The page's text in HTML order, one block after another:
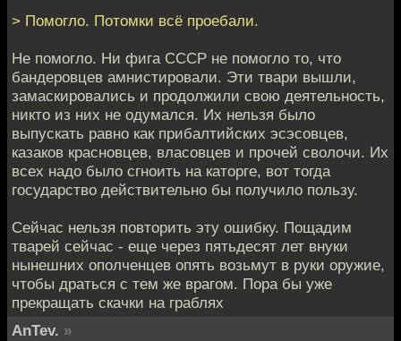
> Помогло. Потомки всё проебали.
Не помогло. Ни фига СССР не помогло то, что
бандеровцев амнистировали. Эти твари вышли,
замаскировались и продолжили свою деятельность,
никто из них не одумался. Их нельзя было
выпускать равно как прибалтийских эсэсовцев,
казаков красновцев, власовцев и прочей сволочи. Их
всех надо было сгноить на каторге, вот тогда
государство действительно бы получило пользу.
Сейчас нельзя повторить эту ошибку. Пощадим
тварей сейчас - еще через пятьдесят лет внуки
нынешних ополченцев опять возьмут в руки оружие,
чтобы драться с тем же врагом. Пора бы уже
прекращать скачки на граблях
AnTev. »